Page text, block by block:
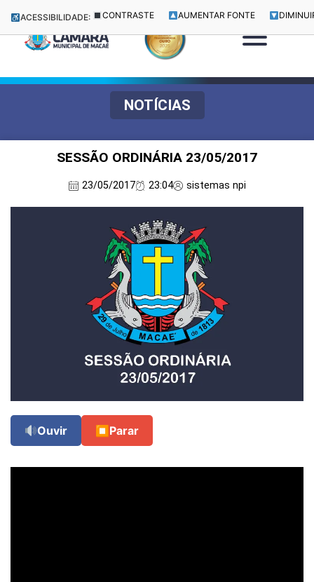
ACESSIBILIDADE: CONTRASTE AUMENTAR FONTE
NOTÍCIAS
SESSÃO ORDINÁRIA 23/05/2017
23/05/2017 23:04 sistemas npi
Ouvir ⏹ Parar